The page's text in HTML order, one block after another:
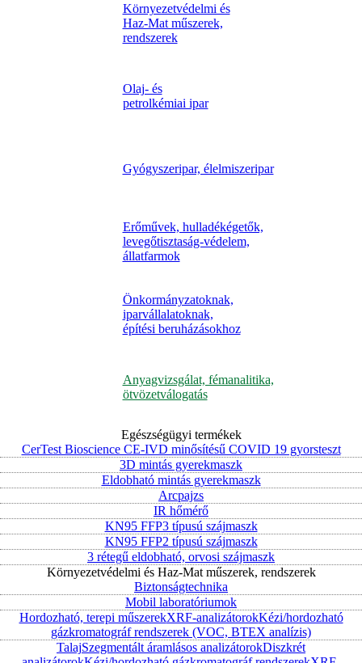
Környezetvédelmi és
Haz-Mat műszerek,
rendszerek
Olaj- és
petrolkémiai ipar
Gyógyszeripar, élelmiszeripar
Erőművek, hulladékégetők,
levegőtisztaság-védelem,
állatfarmok
Önkormányzatoknak,
iparvállalatoknak,
építési beruházásokhoz
Anyagvizsgálat, fémanalitika,
ötvözetválogatás
Egészségügyi termékek
CerTest Bioscience CE-IVD minősítésű COVID 19 gyorsteszt
3D mintás gyerekmaszk
Eldobható mintás gyerekmaszk
Arcpajzs
IR hőmérő
KN95 FFP3 típusú szájmaszk
KN95 FFP2 típusú szájmaszk
3 rétegű eldobható, orvosi szájmaszk
Környezetvédelmi és Haz-Mat műszerek, rendszerek
Biztonságtechnika
Mobil laboratóriumok
Hordozható, terepi műszerekXRF-analizátorokKézi/hordozható
gázkromatográf rendszerek (VOC, BTEX analízis)
TalajSzegmentált áramlásos analizátorokDiszkrét